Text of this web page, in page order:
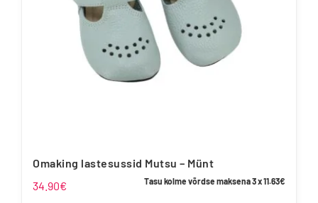
Omaking lastesussid Mutsu – Münt
34.90€ Tasu kolme võrdse maksena 3 x11.63€